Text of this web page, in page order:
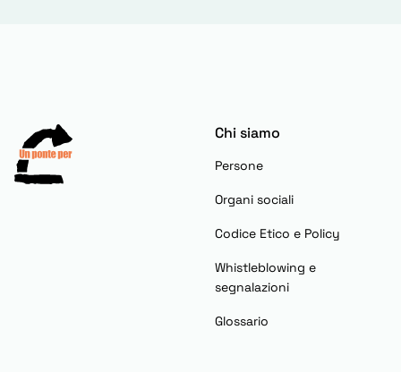
Chi siamo
Persone
Organi sociali
Codice Etico e Policy
Whistleblowing e
segnalazioni
Glossario